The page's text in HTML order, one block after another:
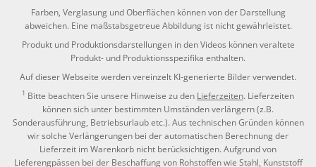
Farben, Verglasung und Oberflächen können von der Darstellung
abweichen. Eine maßstabsgetreue Abbildung ist nicht gewährleistet.
Produkt und Produktionsdarstellungen in den Videos können veraltete
Produkt- und Produktionsspezifika enthalten.
Auf dieser Webseite werden vereinzelt KI-generierte Bilder verwendet.
1 Bitte beachten Sie unsere Hinweise zu den Lieferzeiten. Lieferzeiten
können sich unter bestimmten Umständen verlängern (z.B.
Sonderausführung, Betriebsurlaub etc.). Aus technischen Gründen können
wir solche Verlängerungen bei der automatischen Berechnung der
Lieferzeit im Warenkorb nicht berücksichtigen. Aufgrund von
Lieferengpässen bei der Beschaffung von Rohstoffen wie Stahl, Kunststoff